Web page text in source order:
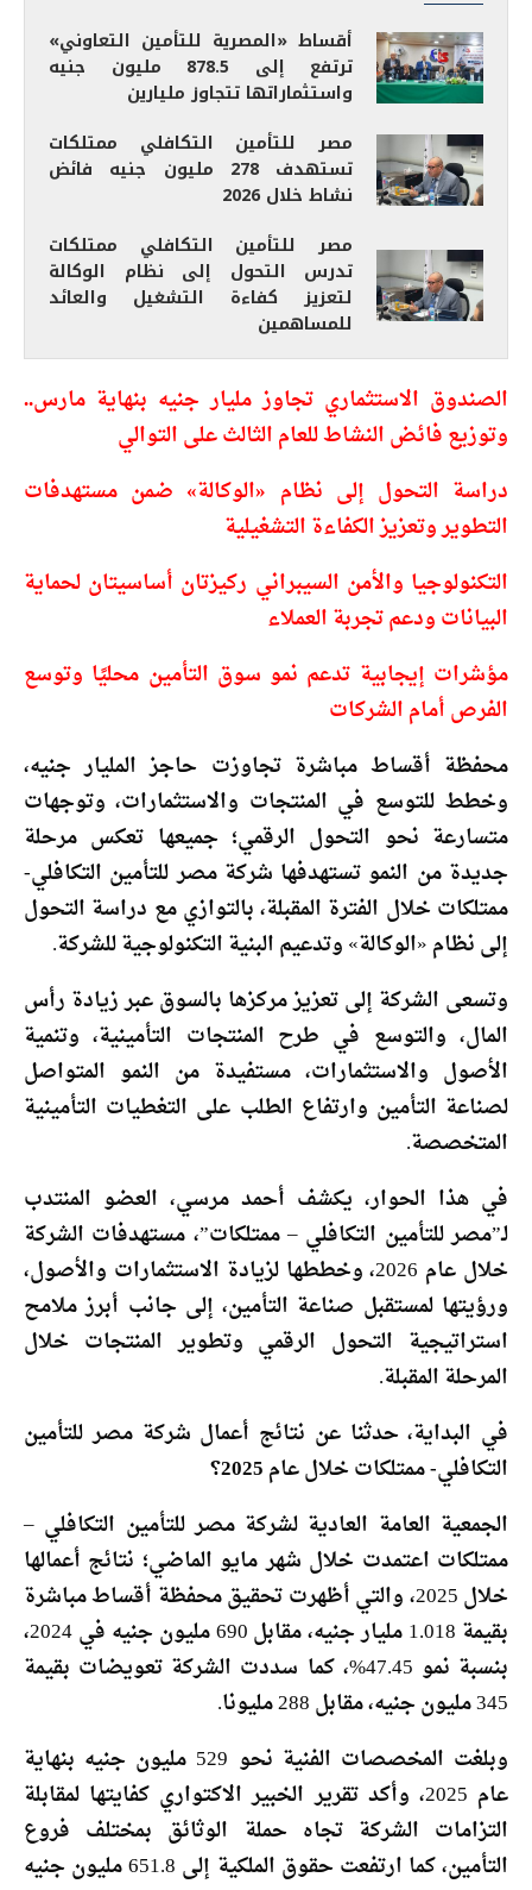
أقساط «المصرية للتأمين التعاوني»
ترتفع إلى 878.5 مليون جنيه
واستثماراتها تتجاوز مليارين
مصر للتأمين التكافلي ممتلكات
تستهدف 278 مليون جنيه فائض
نشاط خلال 2026
مصر للتأمين التكافلي ممتلكات
تدرس التحول إلى نظام الوكالة
لتعزيز كفاءة التشغيل والعائد
للمساهمين
الصندوق الاستثماري تجاوز مليار جنيه بنهاية مارس..
وتوزيع فائض النشاط للعام الثالث على التوالي
دراسة التحول إلى نظام «الوكالة» ضمن مستهدفات
التطوير وتعزيز الكفاءة التشغيلية
التكنولوجيا والأمن السيبراني ركيزتان أساسيتان لحماية
البيانات ودعم تجربة العملاء
مؤشرات إيجابية تدعم نمو سوق التأمين محليًا وتوسع
الفرص أمام الشركات
محفظة أقساط مباشرة تجاوزت حاجز المليار جنيه،
وخطط للتوسع في المنتجات والاستثمارات، وتوجهات
متسارعة نحو التحول الرقمي؛ جميعها تعكس مرحلة
جديدة من النمو تستهدفها شركة مصر للتأمين التكافلي-
ممتلكات خلال الفترة المقبلة، بالتوازي مع دراسة التحول
إلى نظام «الوكالة» وتدعيم البنية التكنولوجية للشركة.
وتسعى الشركة إلى تعزيز مركزها بالسوق عبر زيادة رأس
المال، والتوسع في طرح المنتجات التأمينية، وتنمية
الأصول والاستثمارات، مستفيدة من النمو المتواصل
لصناعة التأمين وارتفاع الطلب على التغطيات التأمينية
المتخصصة.
في هذا الحوار، يكشف أحمد مرسي، العضو المنتدب
لـ”مصر للتأمين التكافلي – ممتلكات”، مستهدفات الشركة
خلال عام 2026، وخططها لزيادة الاستثمارات والأصول،
ورؤيتها لمستقبل صناعة التأمين، إلى جانب أبرز ملامح
استراتيجية التحول الرقمي وتطوير المنتجات خلال
المرحلة المقبلة.
في البداية، حدثنا عن نتائج أعمال شركة مصر للتأمين
التكافلي- ممتلكات خلال عام 2025؟
الجمعية العامة العادية لشركة مصر للتأمين التكافلي –
ممتلكات اعتمدت خلال شهر مايو الماضي؛ نتائج أعمالها
خلال 2025، والتي أظهرت تحقيق محفظة أقساط مباشرة
بقيمة 1.018 مليار جنيه، مقابل 690 مليون جنيه في 2024،
بنسبة نمو 47.45%، كما سددت الشركة تعويضات بقيمة
345 مليون جنيه، مقابل 288 مليونا.
وبلغت المخصصات الفنية نحو 529 مليون جنيه بنهاية
عام 2025، وأكد تقرير الخبير الاكتواري كفايتها لمقابلة
التزامات الشركة تجاه حملة الوثائق بمختلف فروع
التأمين، كما ارتفعت حقوق الملكية إلى 651.8 مليون جنيه